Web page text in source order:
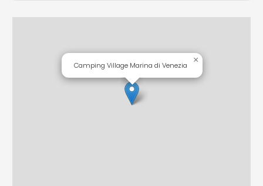
Camping Village Marina di Venezia
×